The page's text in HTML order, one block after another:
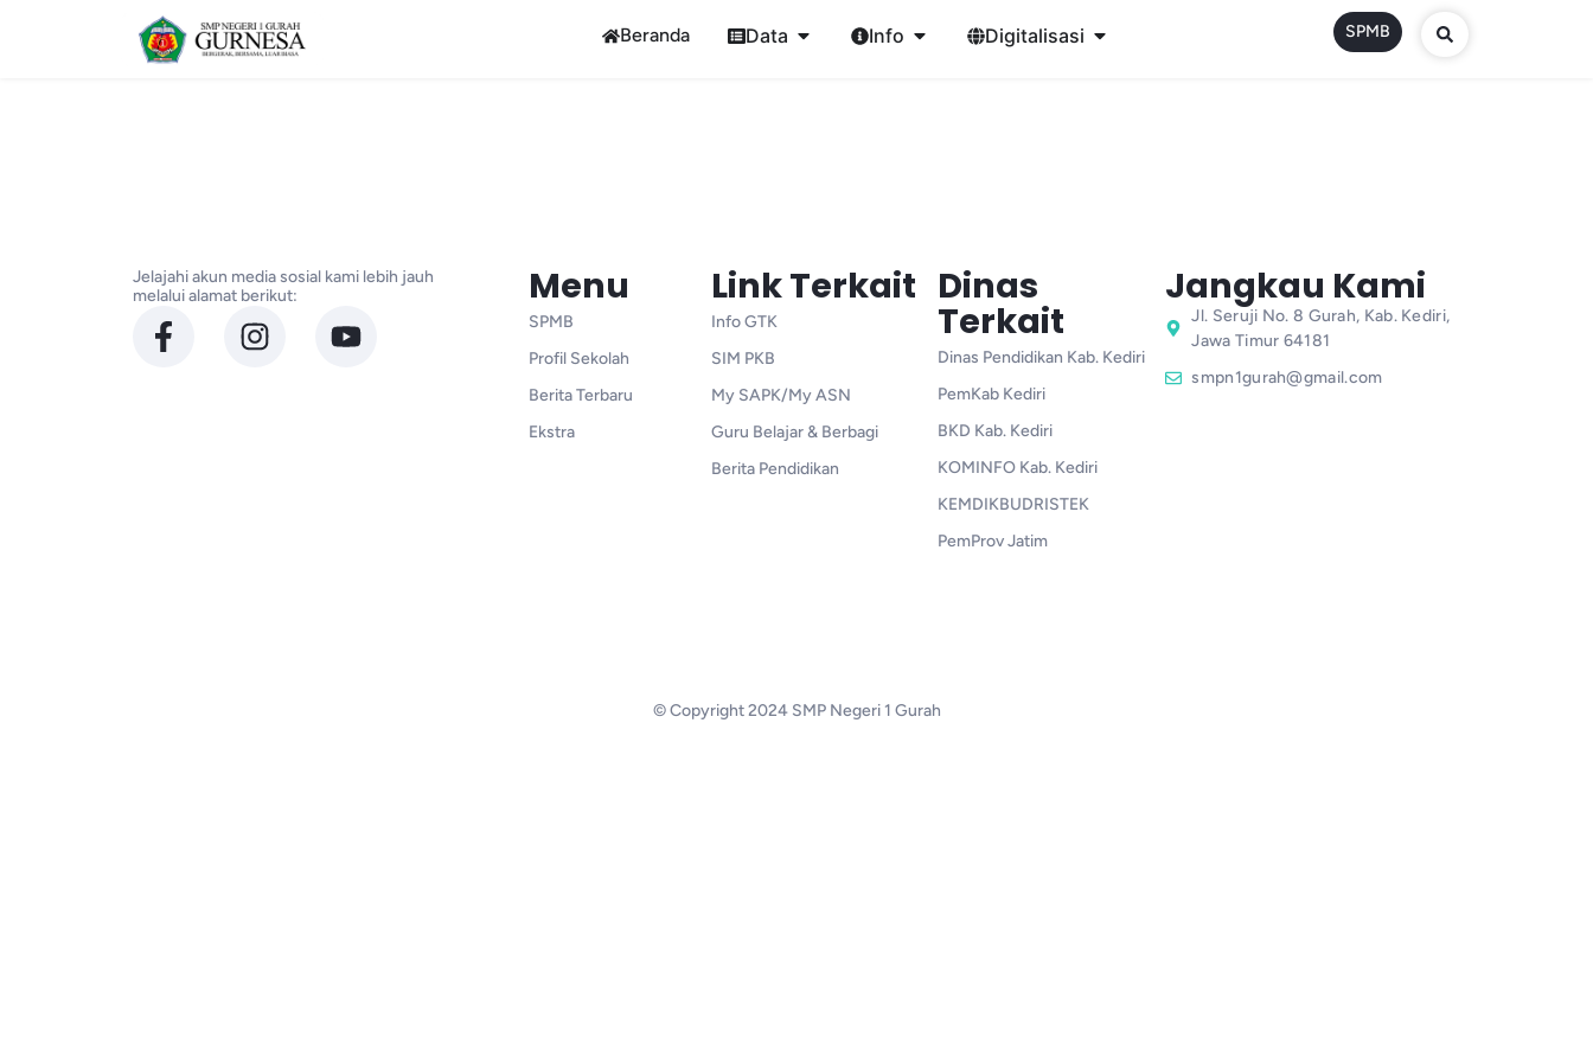
Beranda Data Info Digitalisasi SPMB
Jelajahi akun media sosial kami lebih jauh
melalui alamat berikut:
Menu
SPMB
Profil Sekolah
Berita Terbaru
Ekstra
Link Terkait
Info GTK
SIM PKB
My SAPK/My ASN
Guru Belajar & Berbagi
Berita Pendidikan
Dinas
Terkait
Dinas Pendidikan Kab. Kediri
PemKab Kediri
BKD Kab. Kediri
KOMINFO Kab. Kediri
KEMDIKBUDRISTEK
PemProv Jatim
Jangkau Kami
Jl. Seruji No. 8 Gurah, Kab. Kediri,
Jawa Timur 64181
smpn1gurah@gmail.com
© Copyright 2024 SMP Negeri 1 Gurah